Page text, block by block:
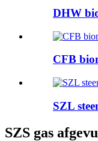
DHW
CFB
SZL
SZS gas